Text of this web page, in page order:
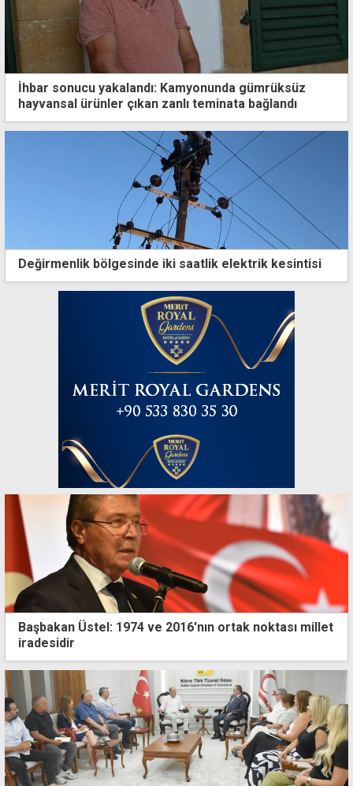
İhbar sonucu yakalandı: Kamyonunda gümrüksüz
hayvansal ürünler çıkan zanlı teminata bağlandı
Değirmenlik bölgesinde iki saatlik elektrik kesintisi
Başbakan Üstel: 1974 ve 2016'nın ortak noktası millet
iradesidir